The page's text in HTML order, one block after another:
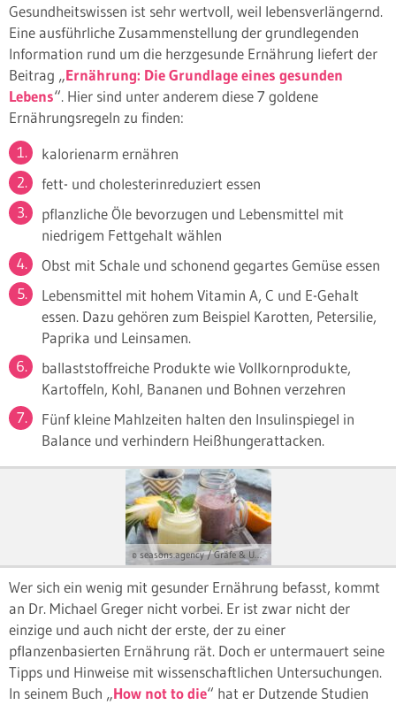
Gesundheitswissen ist sehr wertvoll, weil lebensverlängernd.
Eine ausführliche Zusammenstellung der grundlegenden
Information rund um die herzgesunde Ernährung liefert der
Beitrag „Ernährung: Die Grundlage eines gesunden
Lebens“. Hier sind unter anderem diese 7 goldene
Ernährungsregeln zu finden:
kalorienarm ernähren
fett- und cholesterinreduziert essen
pflanzliche Öle bevorzugen und Lebensmittel mit
niedrigem Fettgehalt wählen
Obst mit Schale und schonend gegartes Gemüse essen
Lebensmittel mit hohem Vitamin A, C und E-Gehalt
essen. Dazu gehören zum Beispiel Karotten, Petersilie,
Paprika und Leinsamen.
ballaststoffreiche Produkte wie Vollkornprodukte,
Kartoffeln, Kohl, Bananen und Bohnen verzehren
Fünf kleine Mahlzeiten halten den Insulinspiegel in
Balance und verhindern Heißhungerattacken.
© seasons.agency / Gräfe & Unzer Verlag / Eising Studio
Wer sich ein wenig mit gesunder Ernährung befasst, kommt
an Dr. Michael Greger nicht vorbei. Er ist zwar nicht der
einzige und auch nicht der erste, der zu einer
pflanzenbasierten Ernährung rät. Doch er untermauert seine
Tipps und Hinweise mit wissenschaftlichen Untersuchungen.
In seinem Buch „How not to die“ hat er Dutzende Studien